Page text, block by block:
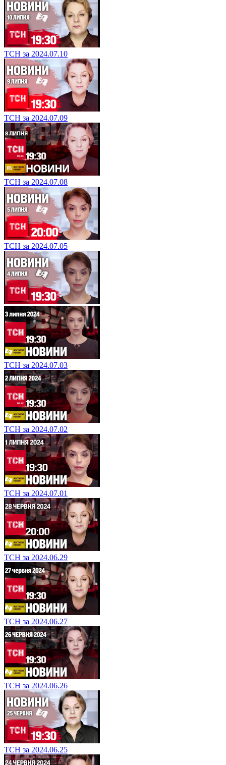
ТСН за 2024.07.10
ТСН за 2024.07.09
ТСН за 2024.07.08
ТСН за 2024.07.05
ТСН за 2024.07.03
ТСН за 2024.07.02
ТСН за 2024.07.01
ТСН за 2024.06.29
ТСН за 2024.06.27
ТСН за 2024.06.26
ТСН за 2024.06.25